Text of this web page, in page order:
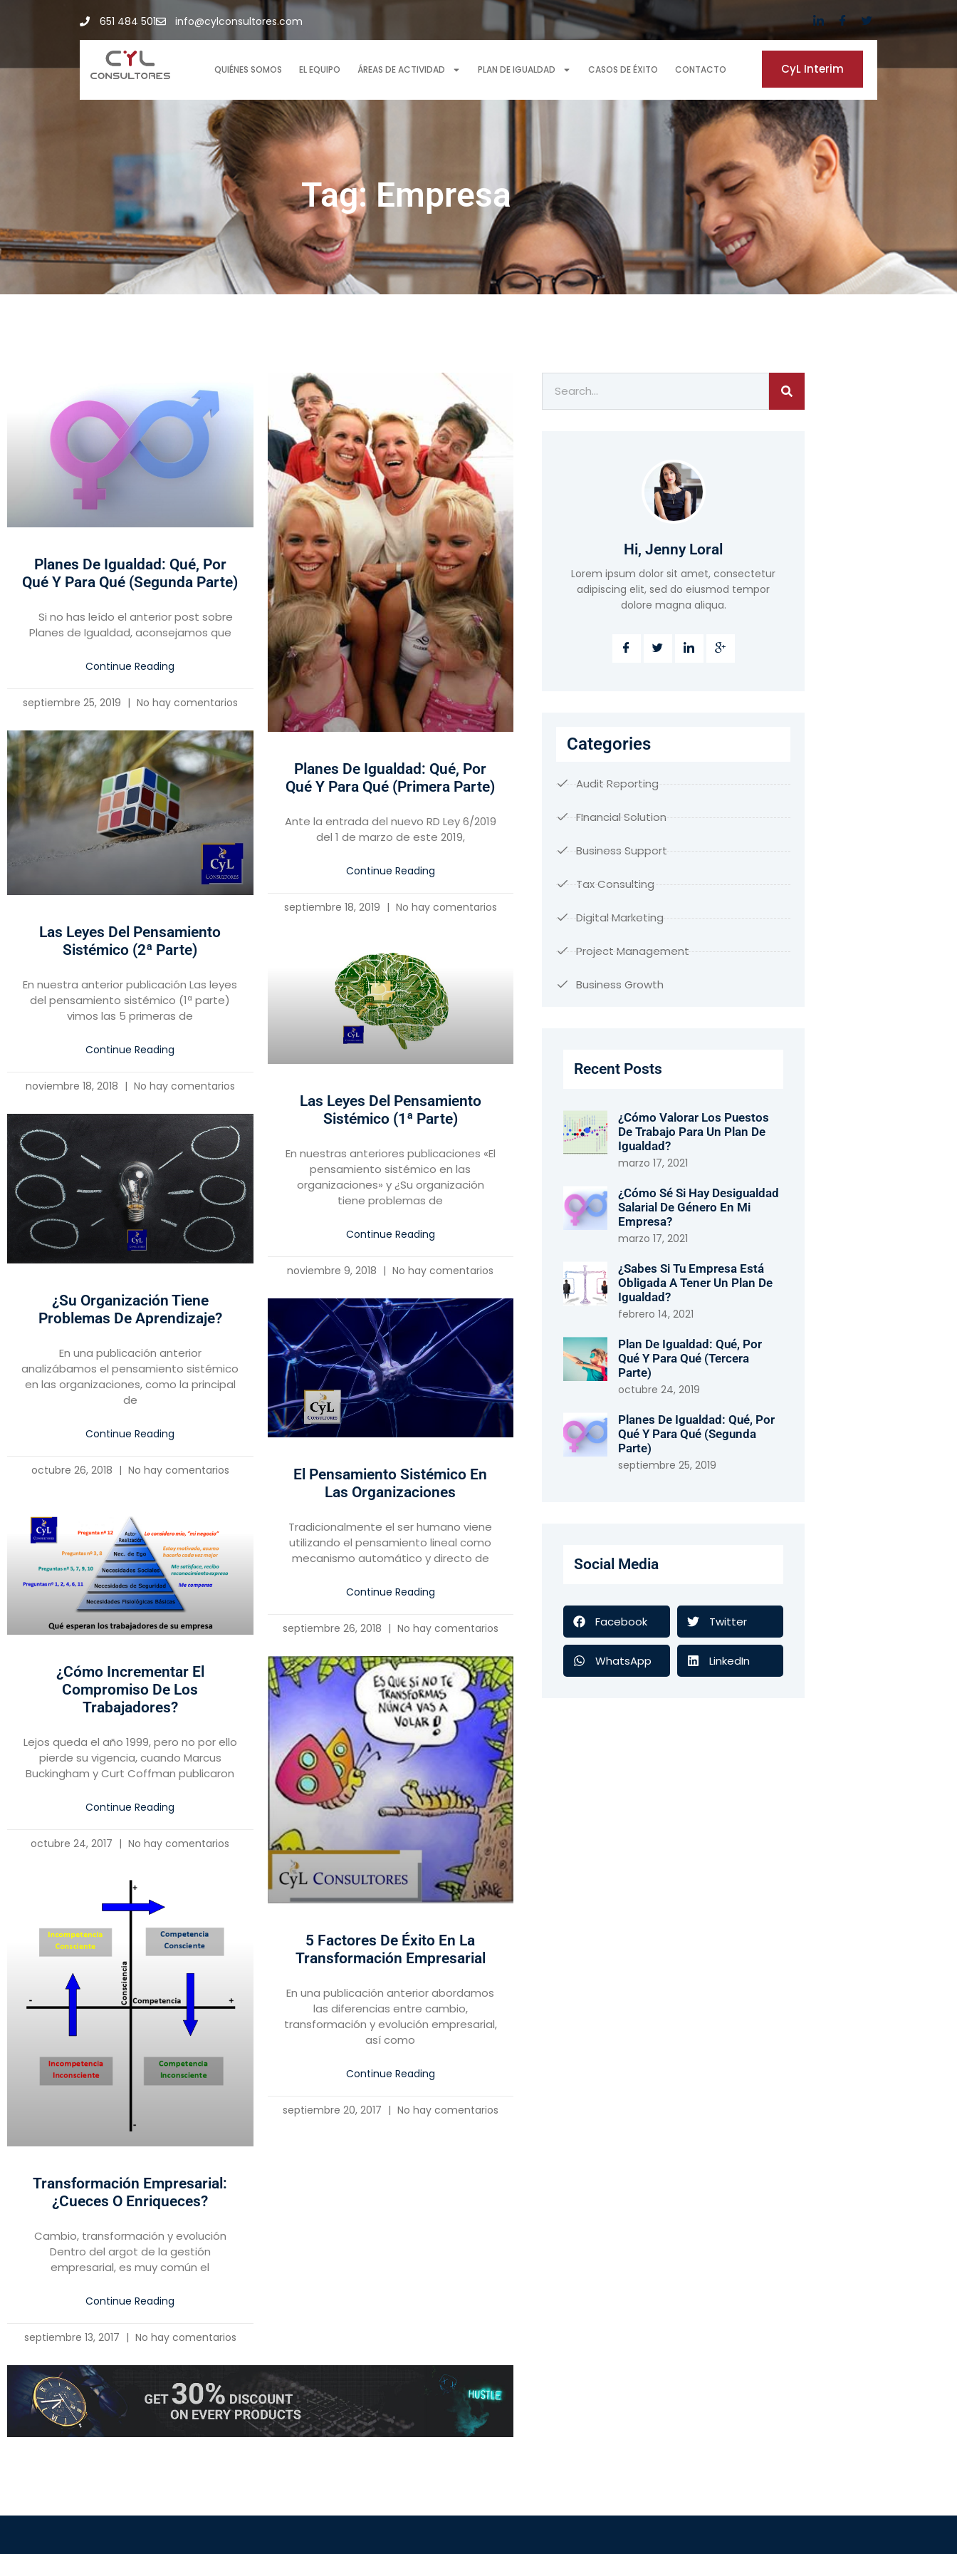
651 484 501 info@cylconsultores.com
QUIÉNES SOMOS EL EQUIPO ÁREAS DE ACTIVIDAD PLAN DE IGUALDAD CASOS DE ÉXITO CONTACTO CyL Interim
Tag: Empresa
Planes De Igualdad: Qué, Por
Qué Y Para Qué (segunda Parte)
Si no has leído el anterior post sobre
Planes de Igualdad, aconsejamos que
Continue Reading
septiembre 25, 2019 No hay comentarios
Planes De Igualdad: Qué, Por
Qué Y Para Qué (primera Parte)
Ante la entrada del nuevo RD Ley 6/2019
del 1 de marzo de este 2019,
Continue Reading
septiembre 18, 2019 No hay comentarios
Las Leyes Del Pensamiento
Sistémico (2ª Parte)
En nuestra anterior publicación Las leyes
del pensamiento sistémico (1ª parte)
vimos las 5 primeras de
Continue Reading
noviembre 18, 2018 No hay comentarios
Las Leyes Del Pensamiento
Sistémico (1ª Parte)
En nuestras anteriores publicaciones «El
pensamiento sistémico en las
organizaciones» y ¿Su organización
tiene problemas de
Continue Reading
noviembre 9, 2018 No hay comentarios
¿Su Organización Tiene
Problemas De Aprendizaje?
En una publicación anterior
analizábamos el pensamiento sistémico
en las organizaciones, como la principal
de
Continue Reading
octubre 26, 2018 No hay comentarios
El Pensamiento Sistémico En
Las Organizaciones
Tradicionalmente el ser humano viene
utilizando el pensamiento lineal como
mecanismo automático y directo de
Continue Reading
septiembre 26, 2018 No hay comentarios
¿Cómo Incrementar El
Compromiso De Los
Trabajadores?
Lejos queda el año 1999, pero no por ello
pierde su vigencia, cuando Marcus
Buckingham y Curt Coffman publicaron
Continue Reading
octubre 24, 2017 No hay comentarios
5 Factores De Éxito En La
Transformación Empresarial
En una publicación anterior abordamos
las diferencias entre cambio,
transformación y evolución empresarial,
así como
Continue Reading
septiembre 20, 2017 No hay comentarios
Transformación Empresarial:
¿cueces O Enriqueces?
Cambio, transformación y evolución
Dentro del argot de la gestión
empresarial, es muy común el
Continue Reading
septiembre 13, 2017 No hay comentarios
Hi, Jenny Loral
Lorem ipsum dolor sit amet, consectetur
adipiscing elit, sed do eiusmod tempor
dolore magna aliqua.
Categories
Audit Reporting
FInancial Solution
Business Support
Tax Consulting
Digital Marketing
Project Management
Business Growth
Recent Posts
¿Cómo Valorar Los Puestos
De Trabajo Para Un Plan De
Igualdad?
marzo 17, 2021
¿Cómo Sé Si Hay Desigualdad
Salarial De Género En Mi
Empresa?
marzo 17, 2021
¿Sabes Si Tu Empresa Está
Obligada A Tener Un Plan De
Igualdad?
febrero 14, 2021
Plan De Igualdad: Qué, Por
Qué Y Para Qué (tercera
Parte)
octubre 24, 2019
Planes De Igualdad: Qué, Por
Qué Y Para Qué (segunda
Parte)
septiembre 25, 2019
Social Media
Facebook Twitter
WhatsApp LinkedIn